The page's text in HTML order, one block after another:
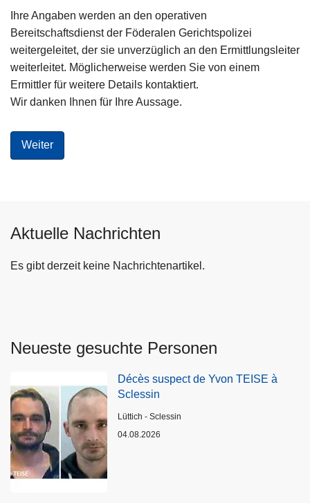
Ihre Angaben werden an den operativen
Bereitschaftsdienst der Föderalen Gerichtspolizei
weitergeleitet, der sie unverzüglich an den Ermittlungsleiter
weiterleitet. Möglicherweise werden Sie von einem
Ermittler für weitere Details kontaktiert.
Wir danken Ihnen für Ihre Aussage.
Aktuelle Nachrichten
Es gibt derzeit keine Nachrichtenartikel.
Neueste gesuchte Personen
Décès suspect de Yvon TEISE à
Sclessin
Standort
Lüttich - Sclessin
04.08.2026